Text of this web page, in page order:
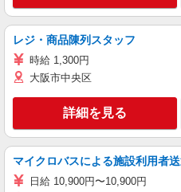
レジ・商品陳列スタッフ
時給 1,300円
大阪市中央区
詳細を見る
マイクロバスによる施設利用者
日給 10,900円〜10,900円